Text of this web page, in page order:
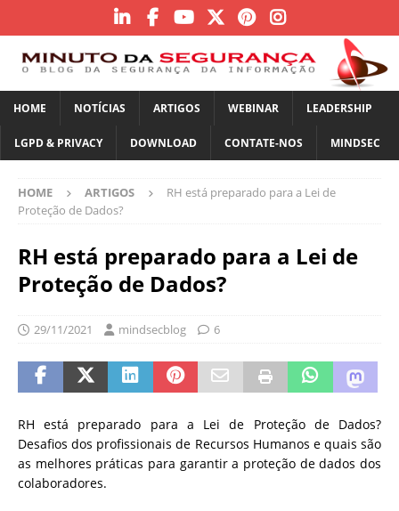
HOME NOTÍCIAS ARTIGOS WEBINAR LEADERSHIP
LGPD & PRIVACY DOWNLOAD CONTATE-NOS MINDSEC
HOME ARTIGOS
RH está preparado para a Lei de
Proteção de Dados?
RH está preparado para a Lei de
Proteção de Dados?
29/11/2021 mindsecblog 6
RH está preparado para a Lei de Proteção de Dados?
Desafios dos profissionais de Recursos Humanos e quais são
as melhores práticas para garantir a proteção de dados dos
colaboradores.